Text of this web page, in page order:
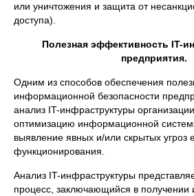
или уничтожения и защита от
доступа).
Полезная эффективность IT-
предприятия.
Одним из способов обеспечения
информационной безопасности
анализ IT-инфраструктуры
оптимизацию информационной
выявление явных и/или скрытых угроз
функционирования.
Анализ IT-инфраструктуры
процесс, заключающийся в получении